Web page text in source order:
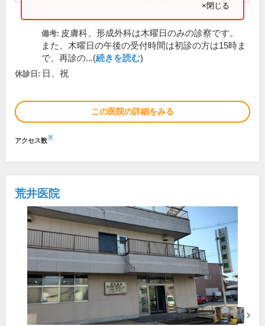
×閉じる
備考: 皮膚科、形成外科は木曜日のみの診察です。
また、木曜日の午後の受付時間は初診の方は15時ま
で、再診の...(続きを読む)
休診日: 日、祝
この医院の詳細をみる
アクセス数※
荒井医院